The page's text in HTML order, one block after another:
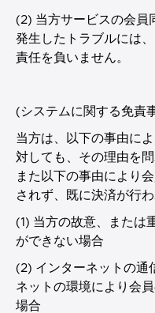
(2) 当方サービスの会員
発生したトラブルには
責任を負いません。
(システムに関する免責
当方は、以下の事由に
対しても、その理由を
また以下の事由により
されず、既に決済が行
(1) 当方の故意、または
ができない場合
(2) インターネットの通
ネットの環境により会
場合